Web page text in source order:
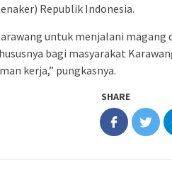
Republik Indonesia.
untuk menjalani magang
bagi masyarakat
kerja,” pungkasnya.
SHARE